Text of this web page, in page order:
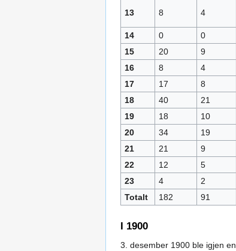
13 8 4
14 0 0
15
20 9
16
8 4
17
17 8
18
40 21
19
18 10
20
34 19
21
21 9
22
12 5
23
4 2
Totalt
182 91
I 1900
3. desember 1900 ble igjen en